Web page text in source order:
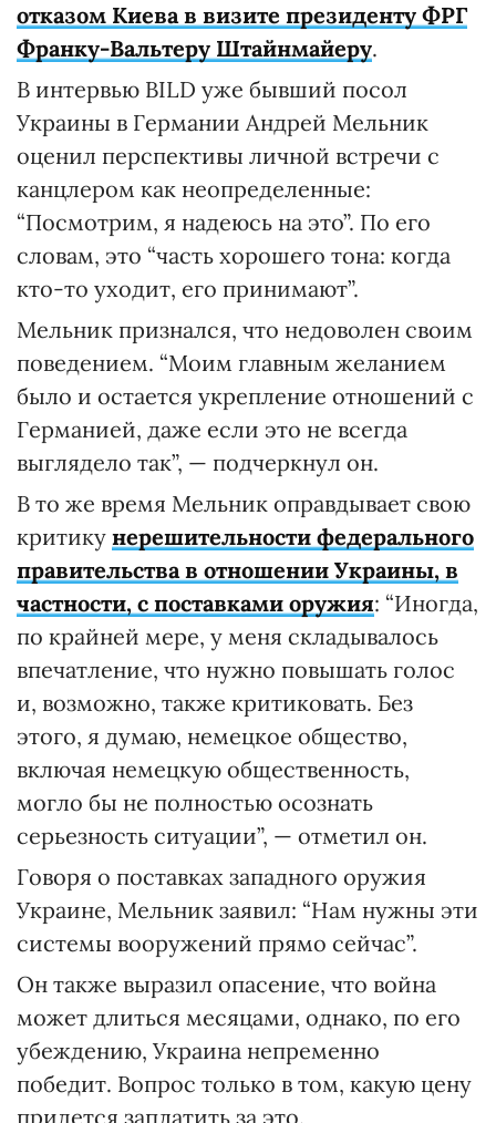
отказом Киева в визите президенту ФРГ
Франку-Вальтеру Штайнмайеру.
В интервью BILD уже бывший посол
Украины в Германии Андрей Мельник
оценил перспективы личной встречи с
канцлером как неопределенные:
“Посмотрим, я надеюсь на это”. По его
словам, это “часть хорошего тона: когда
кто-то уходит, его принимают”.
Мельник признался, что недоволен своим
поведением. “Моим главным желанием
было и остается укрепление отношений с
Германией, даже если это не всегда
выглядело так”, — подчеркнул он.
В то же время Мельник оправдывает свою
критику нерешительности федерального
правительства в отношении Украины, в
частности, с поставками оружия: “Иногда,
по крайней мере, у меня складывалось
впечатление, что нужно повышать голос
и, возможно, также критиковать. Без
этого, я думаю, немецкое общество,
включая немецкую общественность,
могло бы не полностью осознать
серьезность ситуации”, — отметил он.
Говоря о поставках западного оружия
Украине, Мельник заявил: “Нам нужны эти
системы вооружений прямо сейчас”.
Он также выразил опасение, что война
может длиться месяцами, однако, по его
убеждению, Украина непременно
победит. Вопрос только в том, какую цену
придется заплатить за это.